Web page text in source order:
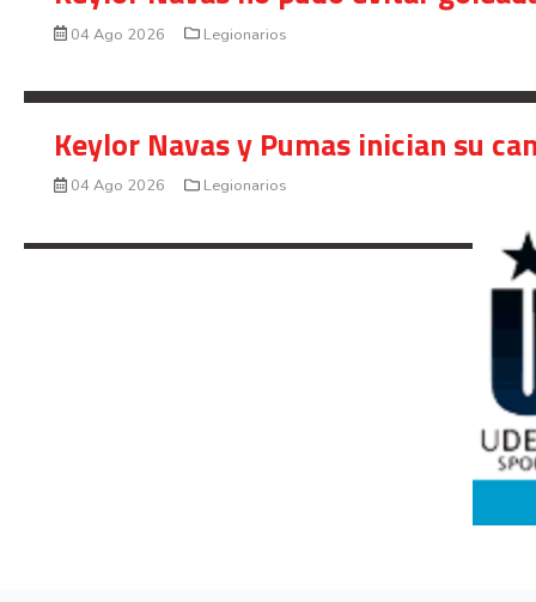
04 Ago 2026 Legionarios
Keylor Navas y Pumas inician su
04 Ago 2026 Legionarios